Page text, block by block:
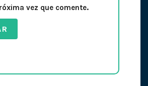
vez que comente.